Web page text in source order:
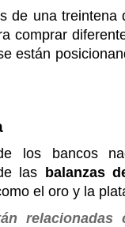
de una treintena
comprar
están
los bancos
las balanzas
el oro y la